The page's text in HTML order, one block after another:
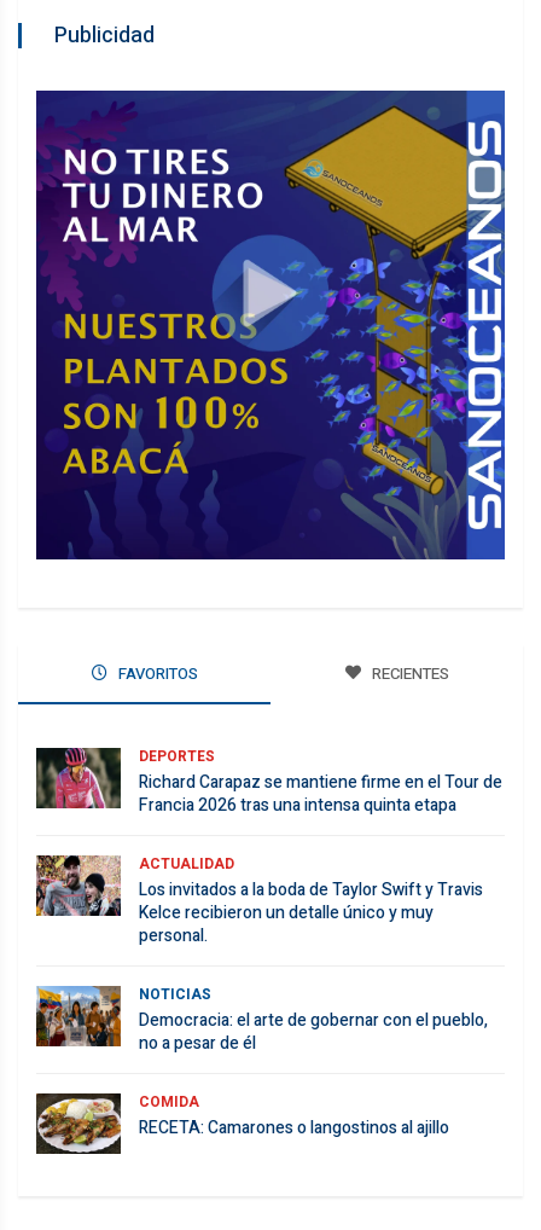
Publicidad
FAVORITOS RECIENTES
DEPORTES
Richard Carapaz se mantiene firme en el Tour de
Francia 2026 tras una intensa quinta etapa
ACTUALIDAD
Los invitados a la boda de Taylor Swift y Travis
Kelce recibieron un detalle único y muy
personal.
NOTICIAS
Democracia: el arte de gobernar con el pueblo,
no a pesar de él
COMIDA
RECETA: Camarones o langostinos al ajillo